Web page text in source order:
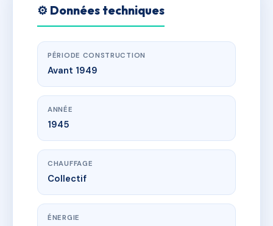
⚙️ Données techniques
PÉRIODE CONSTRUCTION
Avant 1949
ANNÉE
1945
CHAUFFAGE
Collectif
ÉNERGIE